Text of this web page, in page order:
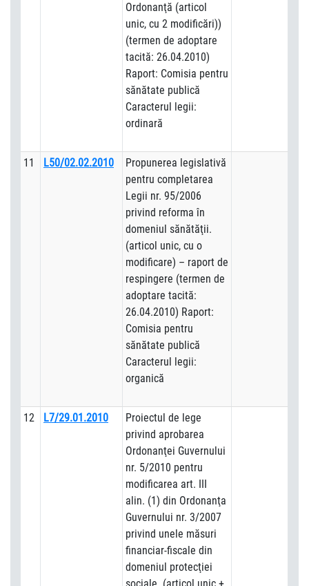
Ordonanţă (articol
unic, cu 2 modificări))
(termen de adoptare
tacită: 26.04.2010)
Raport: Comisia pentru
sănătate publică
Caracterul legii:
ordinară
11 L50/02.02.2010
Propunerea legislativă
pentru completarea
Legii nr. 95/2006
privind reforma în
domeniul sănătăţii.
(articol unic, cu o
modificare) – raport de
respingere (termen de
adoptare tacită:
26.04.2010) Raport:
Comisia pentru
sănătate publică
Caracterul legii:
organică
12 L7/29.01.2010
Proiectul de lege
privind aprobarea
Ordonanţei Guvernului
nr. 5/2010 pentru
modificarea art. III
alin. (1) din Ordonanţa
Guvernului nr. 3/2007
privind unele măsuri
financiar-fiscale din
domeniul protecţiei